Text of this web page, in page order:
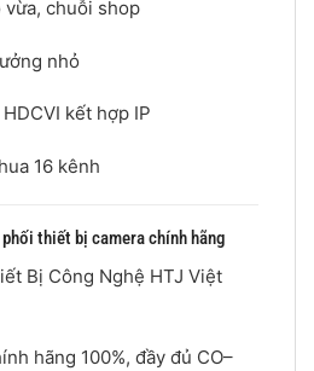
vừa, chuỗi shop
nhỏ
kết hợp IP
16 kênh
thiết bị camera chính hãng
Bị Công Nghệ HTJ Việt
hãng 100%, đầy đủ CO–